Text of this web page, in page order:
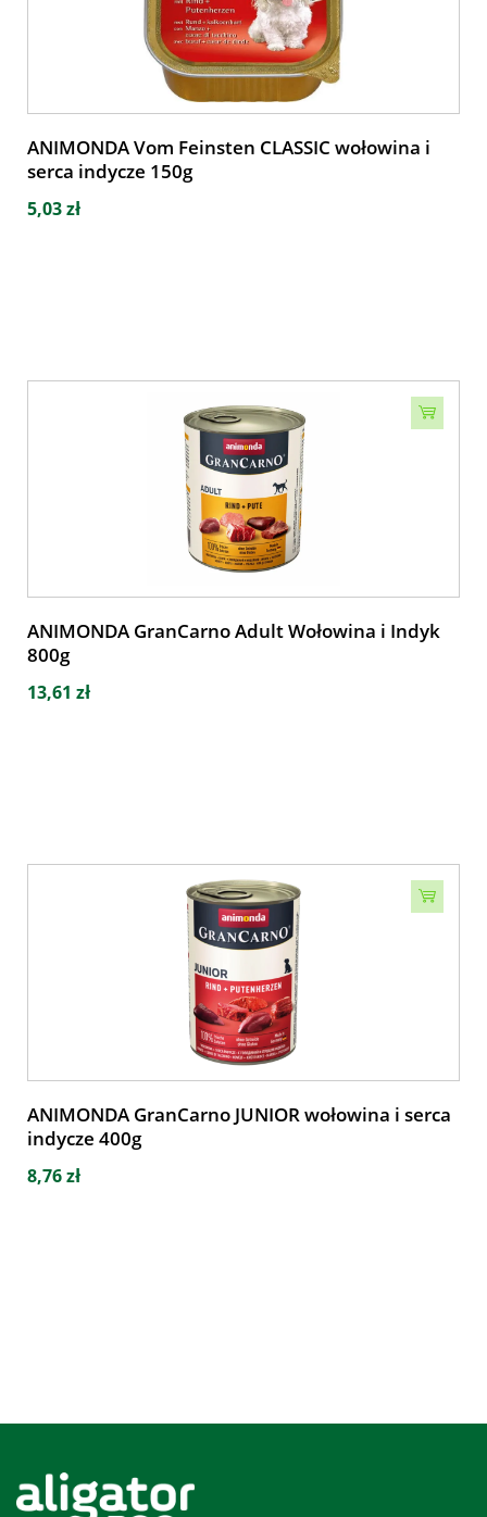
ANIMONDA Vom Feinsten CLASSIC wołowina i
serca indycze 150g
5,03 zł
ANIMONDA GranCarno Adult Wołowina i Indyk
800g
13,61 zł
ANIMONDA GranCarno JUNIOR wołowina i serca
indycze 400g
8,76 zł